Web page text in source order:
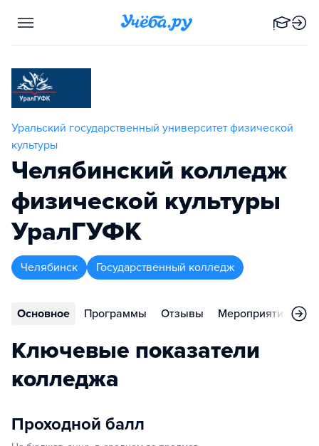
Уральский государственный университет физической
культуры
Челябинский колледж
физической культуры
УралГУФК
Челябинск Государственный колледж
Основное Программы Отзывы Мероприятия
Ключевые показатели
колледжа
Проходной балл